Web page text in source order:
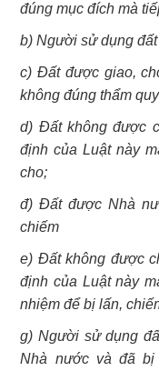
đúng mục đích mà
b) Người sử dụng
c) Đất được giao,
không đúng thẩm
d) Đất không được
định của Luật này
cho;
đ) Đất được Nhà
chiếm
e) Đất không được
định của Luật này
nhiệm để bị lấn,
g) Người sử dụng
Nhà nước và đã bị